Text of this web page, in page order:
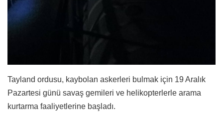
Tayland ordusu, kaybolan askerleri bulmak için 19 Aralık
Pazartesi günü savaş gemileri ve helikopterlerle arama
kurtarma faaliyetlerine başladı.